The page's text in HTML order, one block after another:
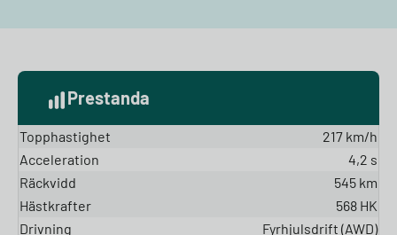
Prestanda
Topphastighet
217 km/h
Acceleration
4,2 s
Räckvidd
545 km
Hästkrafter
568 HK
Drivning
Fyrhjulsdrift (AWD)